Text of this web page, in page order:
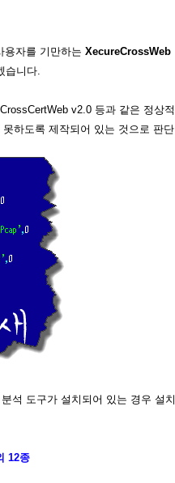
용자를 기만하는 XecureCrossWeb
습니다.
v2.0 등과 같은 정상적
하도록 제작되어 있는 것으로 판단
석 도구가 설치되어 있는 경우 설치
12종